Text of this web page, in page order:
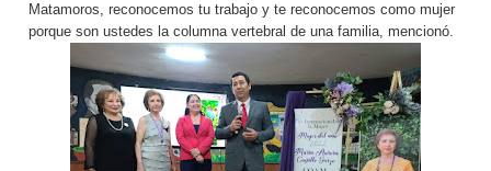
Matamoros, reconocemos tu trabajo y te reconocemos como mujer
porque son ustedes la columna vertebral de una familia, mencionó.